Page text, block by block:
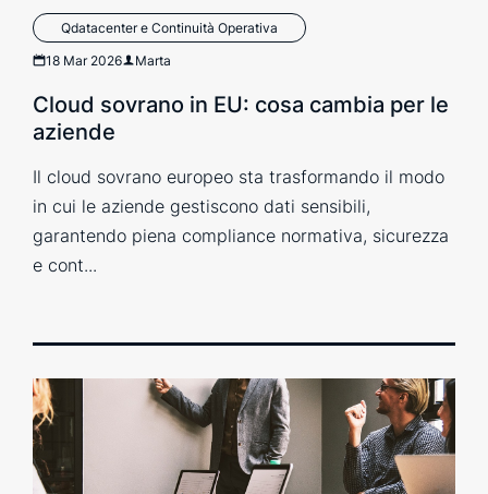
Qdatacenter e Continuità Operativa
18 Mar 2026 Marta
Cloud sovrano in EU: cosa cambia per le
aziende
Il cloud sovrano europeo sta trasformando il modo
in cui le aziende gestiscono dati sensibili,
garantendo piena compliance normativa, sicurezza
e cont...